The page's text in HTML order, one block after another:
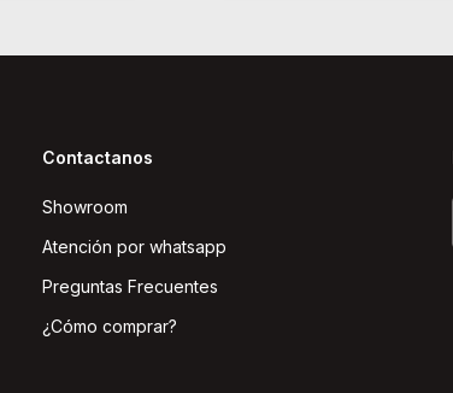
Contactanos
Showroom
Atención por whatsapp
Preguntas Frecuentes
¿Cómo comprar?